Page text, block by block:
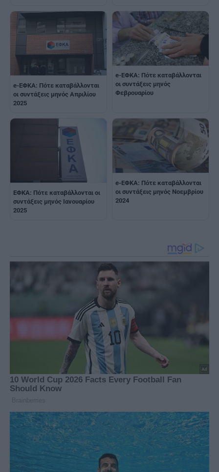
e-ΕΦΚΑ: Πότε καταβάλλονται
οι συντάξεις μηνός Απριλίου
2025
e-ΕΦΚΑ: Πότε καταβάλλονται
οι συντάξεις μηνός
Φεβρουαρίου
ΕΦΚΑ: Πότε καταβάλλονται οι
συντάξεις μηνός Ιανουαρίου
2025
e-ΕΦΚΑ: Πότε καταβάλλονται
οι συντάξεις μηνός Νοεμβρίου
2024